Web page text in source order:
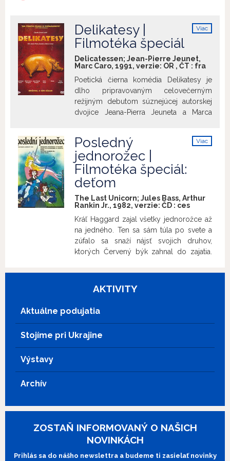
krajiny, ktorú nenávratne pohlcuje Ničota.
Postupne zisťuje, že hrdinom, ktorý ju
môže zachrániť, je on sám.
Viac
Delikatesy |
Filmotéka špeciál
Delicatessen; Jean-Pierre Jeunet,
Marc Caro, 1991, verzie: OR , ČT : fra
Poetická čierna komédia Delikatesy je
dlho pripravovaným celovečerným
režijným debutom súznejúcej autorskej
dvojice Jeana-Pierra Jeuneta a Marca
ako mnoho iných pred nimi túžiacich
natočiť film, aký by sami chceli vidieť. Aj
napriek nízkemu rozpočtu,
obmedzujúcemu pôvodné plány, sa im
podarilo realizovať originálne, vizuálne
fascinujúcu víziu, nabitú filmárskou
energiou a inteligenciou, zmyslom pre
absurdné drobnokresby, nežnú
poetickosť a presnými brutálnymi gagmi.
Viac
Posledný
jednorožec |
Filmotéka špeciál:
deťom
The Last Unicorn; Jules Bass, Arthur
Rankin Jr., 1982, verzie: ČD : ces
Kráľ Haggard zajal všetky jednorožce až
na jedného. Ten sa sám túla po svete a
zúfalo sa snaží nájsť svojich druhov,
ktorých Červený býk zahnal do zajatia.
spriatelí s čarodejníkom Schmendrikom a
prostou kuchárkou Molly Grue a spolu
sa vydajú hľadať jednorožce, aj keď
© Terryho ponožky
AKTIVITY
Aktuálne podujatia
Stojíme pri Ukrajine
Výstavy
Archív
ZOSTAŇ INFORMOVANÝ O NAŠICH
NOVINKÁCH
Prihlás sa do nášho newslettra a budeme ti zasielať novinky